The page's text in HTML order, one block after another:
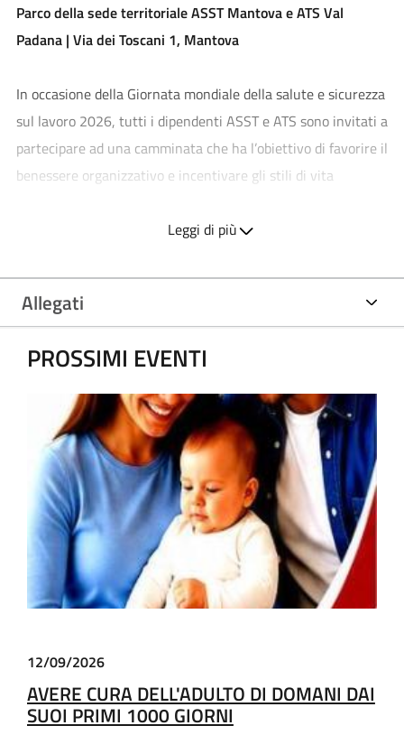
Parco della sede territoriale ASST Mantova e ATS Val
Padana | Via dei Toscani 1, Mantova
In occasione della Giornata mondiale della salute e sicurezza
sul lavoro 2026, tutti i dipendenti ASST e ATS sono invitati a
partecipare ad una camminata che ha l’obiettivo di favorire il
benessere organizzativo e incentivare gli stili di vita
la Promozione della Salute
Il ritrovo per partire tutti insieme sarà di
circa un’ora.
Leggi di più
Allegati
PROSSIMI EVENTI
12/09/2026
AVERE CURA DELL'ADULTO DI DOMANI DAI
SUOI PRIMI 1000 GIORNI